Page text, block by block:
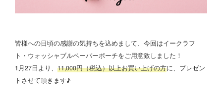
皆様への日頃の感謝の気持ちを込めまして、今回はイークラフ
ト・ウォッシャブルペーパーポーチをご用意致しました！
1月27日より、 11,000円（税込）以上お買い上げの方に、プレゼン
トさせて頂きます♪